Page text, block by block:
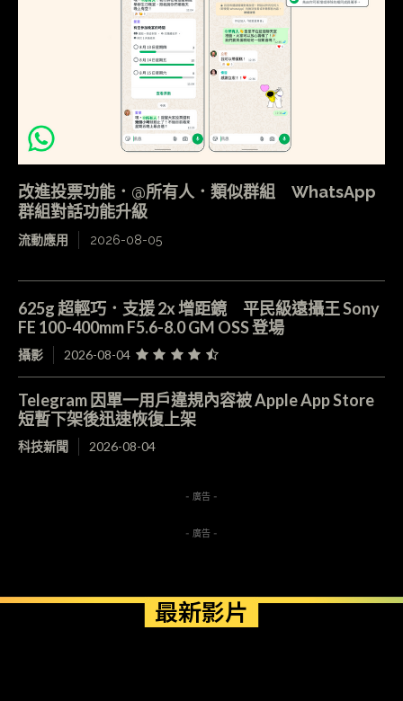
改進投票功能．@所有人．類似群組 WhatsApp
群組對話功能升級
流動應用 2026-08-05
625g 超輕巧．支援 2x 增距鏡 平民級遠攝王 Sony
FE 100-400mm F5.6-8.0 GM OSS 登場
攝影 2026-08-04
Telegram 因單一用戶違規內容被 Apple App Store
短暫下架後迅速恢復上架
科技新聞 2026-08-04
- 廣告 -
- 廣告 -
最新影片